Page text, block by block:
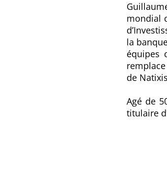
mondial
la
équipes
de
Agé de
titulaire